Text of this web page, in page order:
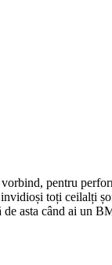
pentru
toți ceilalți
asta când ai un